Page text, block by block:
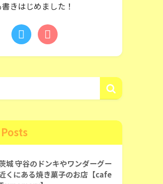
きはじめました！
城 守谷のドンキやワンダーグー
くにある焼き菓子のお店【cafe